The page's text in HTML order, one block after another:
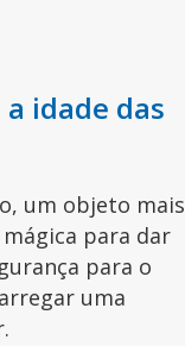
idade das
um objeto mais
para dar
para o
uma